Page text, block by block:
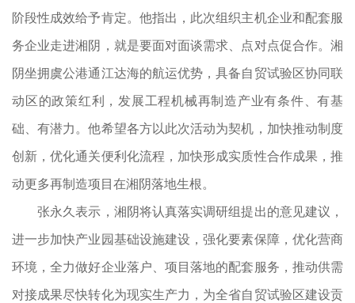
阶段性成效给予肯定。他指出，此次组织主机企业和配套服
务企业走进湘阴，就是要面对面谈需求、点对点促合作。湘
阴坐拥虞公港通江达海的航运优势，具备自贸试验区协同联
动区的政策红利，发展工程机械再制造产业有条件、有基
础、有潜力。他希望各方以此次活动为契机，加快推动制度
创新，优化通关便利化流程，加快形成实质性合作成果，推
动更多再制造项目在湘阴落地生根。
张永久表示，湘阴将认真落实调研组提出的意见建议，
进一步加快产业园基础设施建设，强化要素保障，优化营商
环境，全力做好企业落户、项目落地的配套服务，推动供需
对接成果尽快转化为现实生产力，为全省自贸试验区建设贡